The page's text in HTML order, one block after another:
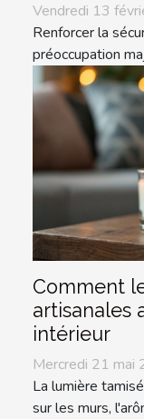
Vendredi 13
Renforcer la
préoccupation
Comment
artisanales
intérieur
Mercredi 21
La lumière
sur les murs,